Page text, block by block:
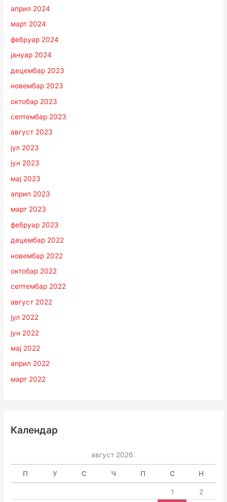
април 2024
март 2024
фебруар 2024
јануар 2024
децембар 2023
новембар 2023
октобар 2023
септембар 2023
август 2023
јул 2023
јун 2023
мај 2023
април 2023
март 2023
фебруар 2023
децембар 2022
новембар 2022
октобар 2022
септембар 2022
август 2022
јул 2022
јун 2022
мај 2022
април 2022
март 2022
Календар
август 2026.
П У С Ч П С Н
1
2